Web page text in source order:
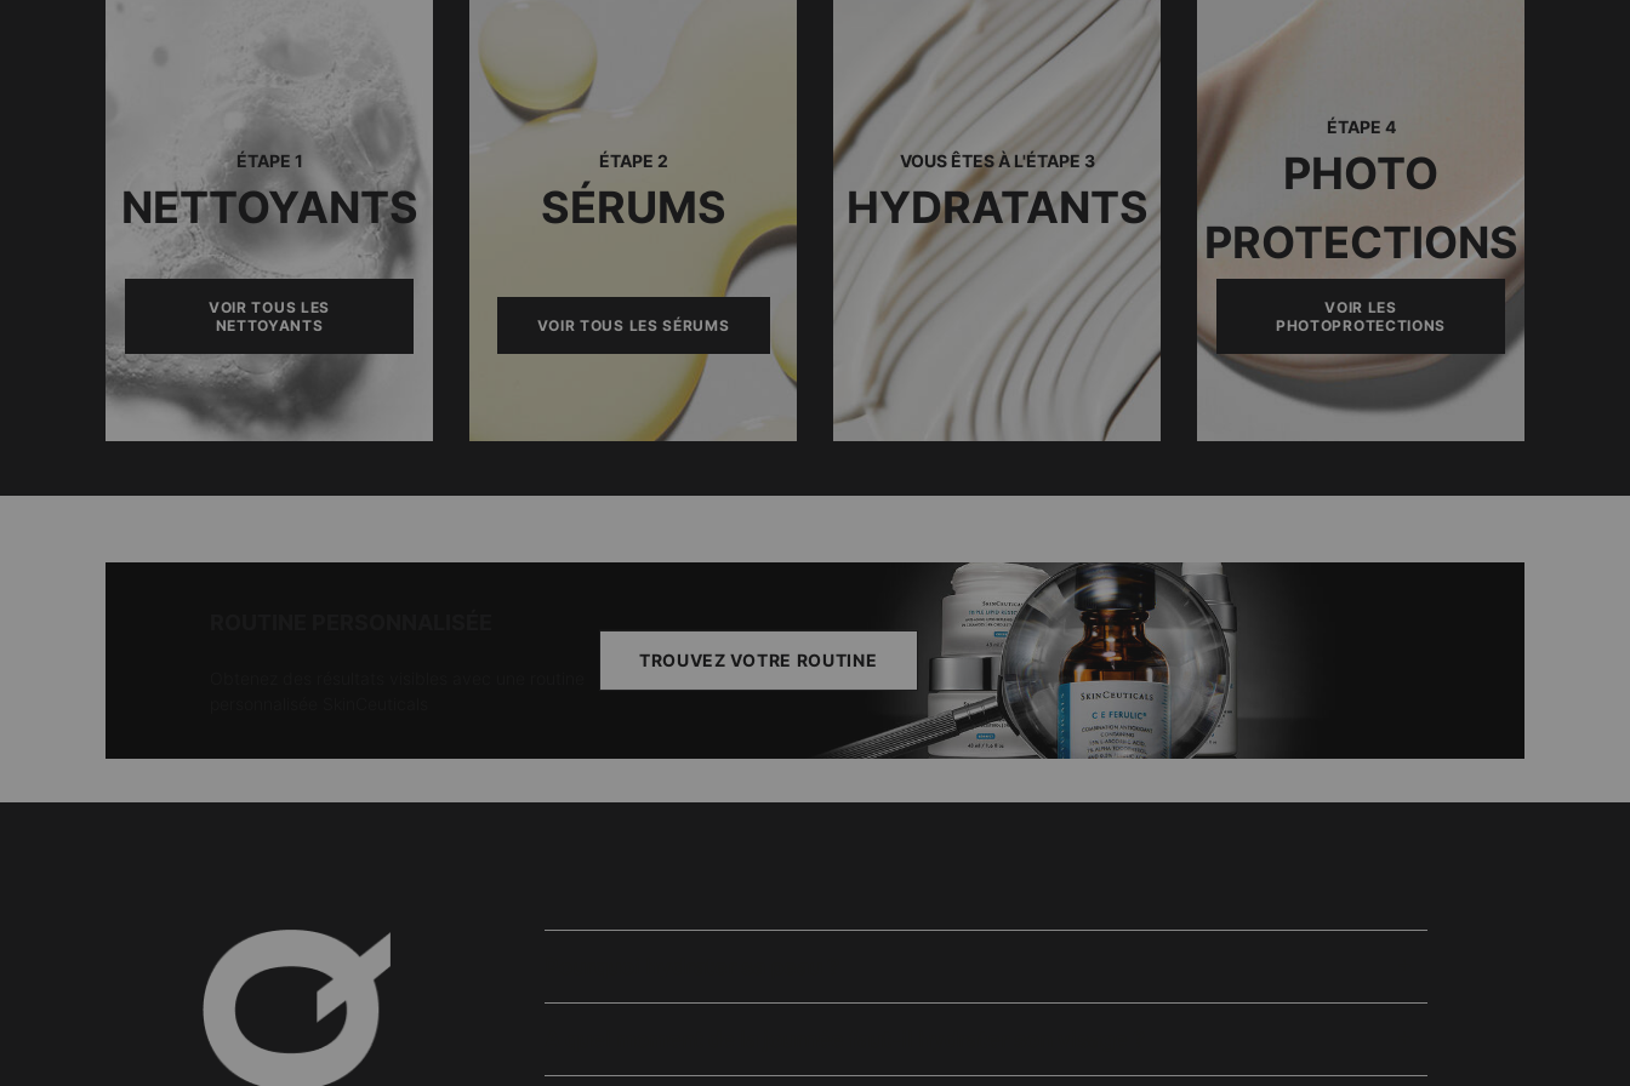
ÉTAPE 1
NETTOYANTS
VOIR TOUS LES
NETTOYANTS
ÉTAPE 2
SÉRUMS
VOIR TOUS LES SÉRUMS
VOUS ÊTES À L'ÉTAPE 3
HYDRATANTS
ÉTAPE 4
PHOTO
PROTECTIONS
VOIR LES
PHOTOPROTECTIONS
TROUVEZ VOTRE ROUTINE